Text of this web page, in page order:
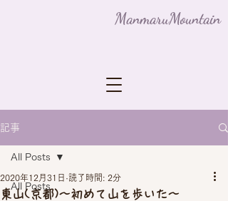
ManmaruMountain
記事
All Posts
All Posts
東山(京都)〜初めて山を歩いた〜
2020年12月31日 読了時間: 2分